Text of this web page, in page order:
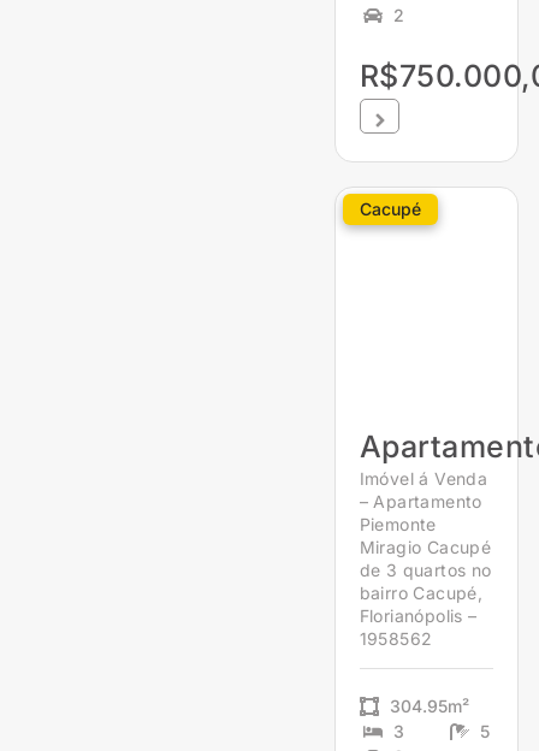
2
Cacupé
Imóvel á Venda
– Apartamento
Piemonte
Miragio Cacupé
de 3 quartos no
bairro Cacupé,
Florianópolis –
1958562
304.95m²
3
5